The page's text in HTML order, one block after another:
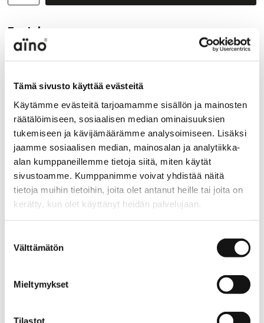
Tämä sivusto käyttää evästeitä
Käytämme evästeitä tarjoamamme sisällön ja mainosten
räätälöimiseen, sosiaalisen median ominaisuuksien
tukemiseen ja kävijämäärämme analysoimiseen. Lisäksi
jaamme sosiaalisen median, mainosalan ja analytiikka-
alan kumppaneillemme tietoja siitä, miten käytät
sivustoamme. Kumppanimme voivat yhdistää näitä
tietoja muihin tietoihin, joita olet antanut heille tai joita on
kerätty, kun olet käyttänyt heidän palvelujaan.
valinta
Välttämätön
Mieltymykset
Tilastot
Tuotekuvaus
The Minerva dress features set-in sleeves and a
horizontal seam below the chest. It has a round neckline
soft and drapey viscose jersey.
Stripes is a classic summer stripe pattern that adds a
fresh look to clothing.
Material
90% viscose 10% elastane
Gentle wash at 30°C. Do not tumble dry. Wash and